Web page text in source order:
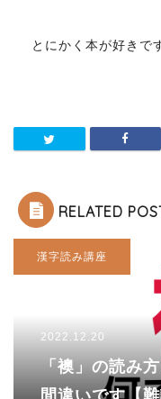
とにかく本が好きで
RELATED
漢字読み講座
2022.12.20
「襖」の読み
間違いです【